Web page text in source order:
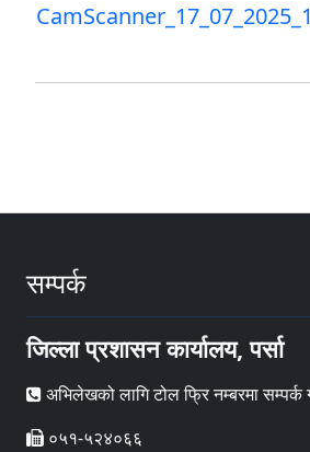
सम्पर्क
जिल्ला प्रशासन कार्यालय, पर्सा
अभिलेखको लागि टोल फ्रि नम्बरमा सम्पर्क
०५१-५२४०६६